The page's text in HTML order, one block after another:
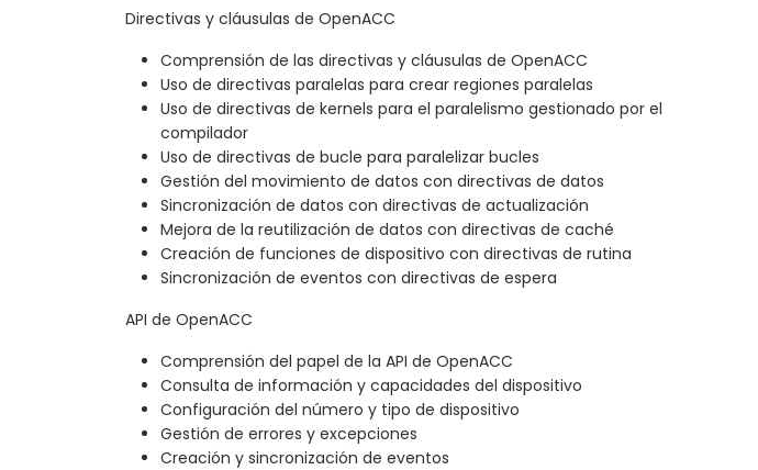
Directivas y cláusulas de OpenACC
Comprensión de las directivas y cláusulas de OpenACC
Uso de directivas paralelas para crear regiones paralelas
Uso de directivas de kernels para el paralelismo gestionado por el
compilador
Uso de directivas de bucle para paralelizar bucles
Gestión del movimiento de datos con directivas de datos
Sincronización de datos con directivas de actualización
Mejora de la reutilización de datos con directivas de caché
Creación de funciones de dispositivo con directivas de rutina
Sincronización de eventos con directivas de espera
API de OpenACC
Comprensión del papel de la API de OpenACC
Consulta de información y capacidades del dispositivo
Configuración del número y tipo de dispositivo
Gestión de errores y excepciones
Creación y sincronización de eventos